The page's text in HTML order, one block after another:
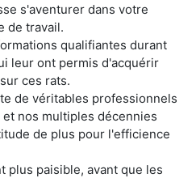
s'aventurer dans votre
de travail.
qualifiantes durant
leur ont permis d'acquérir
ces rats.
de véritables professionnels
nos multiples décennies
de plus pour l'efficience
plus paisible, avant que les